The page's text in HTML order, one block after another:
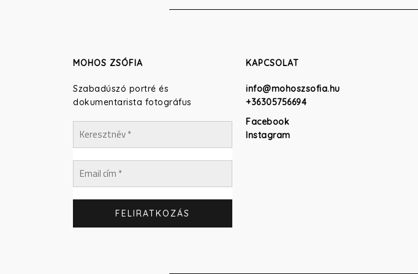
MOHOS ZSÓFIA
Szabadúszó portré és
dokumentarista fotográfus
KAPCSOLAT
info@mohoszsofia.hu
+36305756694
Facebook
Instagram